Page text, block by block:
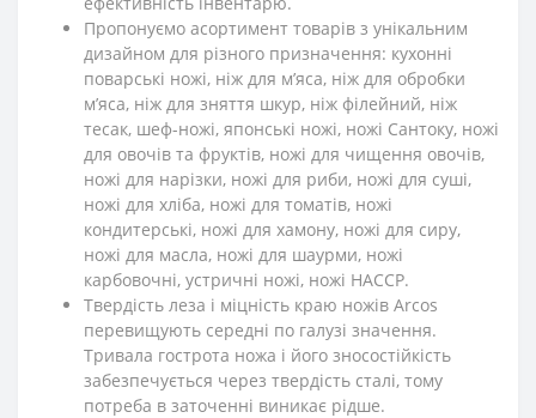
Пропонуємо асортимент товарів з унікальним
дизайном для різного призначення: кухонні
поварські ножі, ніж для м’яса, ніж для обробки
м’яса, ніж для зняття шкур, ніж філейний, ніж
тесак, шеф-ножі, японські ножі, ножі Сантоку, ножі
для овочів та фруктів, ножі для чищення овочів,
ножі для нарізки, ножі для риби, ножі для суші,
ножі для хліба, ножі для томатів, ножі
кондитерські, ножі для хамону, ножі для сиру,
ножі для масла, ножі для шаурми, ножі
карбовочні, устричні ножі, ножі HACCP.
Твердість леза і міцність краю ножів Arcos
перевищують середні по галузі значення.
Тривала гострота ножа і його зносостійкість
забезпечується через твердість сталі, тому
потреба в заточенні виникає рідше.